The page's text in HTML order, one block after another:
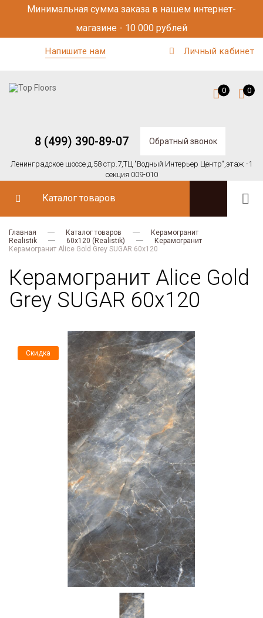
Минимальная сумма заказа в нашем интернет-
магазине - 10 000 рублей
Напишите нам Личный кабинет
8 (499) 390-89-07 Обратный звонок
Ленинградское шоссе д.58 стр.7,ТЦ "Водный Интерьер Центр",этаж -1
секция 009-010
0 0
Каталог товаров
Главная Каталог товаров
Керамогранит
Realistik
60x120 (Realistik)
Керамогранит
Керамогранит Alice Gold Grey SUGAR 60x120
Керамогранит Alice Gold
Grey SUGAR 60x120
Скидка